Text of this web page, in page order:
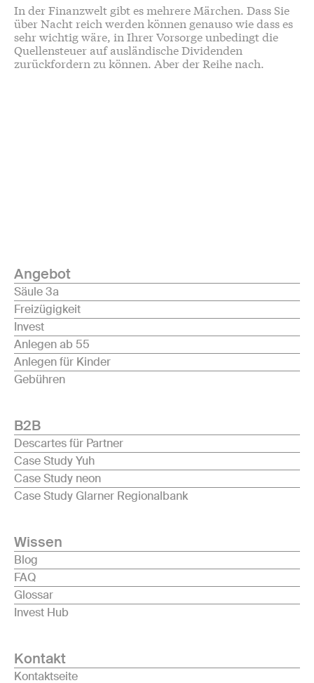
In der Finanzwelt gibt es mehrere Märchen. Dass Sie
über Nacht reich werden können genauso wie dass es
sehr wichtig wäre, in Ihrer Vorsorge unbedingt die
Quellensteuer auf ausländische Dividenden
zurückfordern zu können. Aber der Reihe nach.
Angebot
Säule 3a
Freizügigkeit
Invest
Anlegen ab 55
Anlegen für Kinder
Gebühren
B2B
Descartes für Partner
Case Study Yuh
Case Study neon
Case Study Glarner Regionalbank
Wissen
Blog
FAQ
Glossar
Invest Hub
Kontakt
Kontaktseite